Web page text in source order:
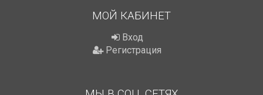
МОЙ КАБИНЕТ
Вход
Регистрация